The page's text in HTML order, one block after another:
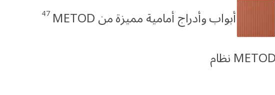
أبواب وأدراج أمامية مميزة من METOD 47